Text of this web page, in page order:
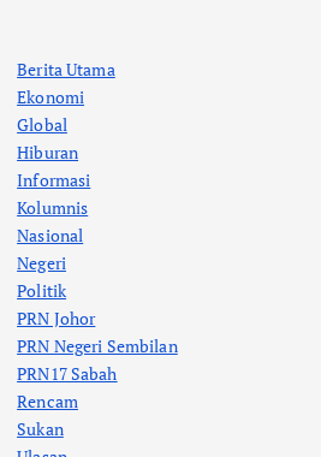
Berita Utama
Ekonomi
Global
Hiburan
Informasi
Kolumnis
Nasional
Negeri
Politik
PRN Johor
PRN Negeri Sembilan
PRN17 Sabah
Rencam
Sukan